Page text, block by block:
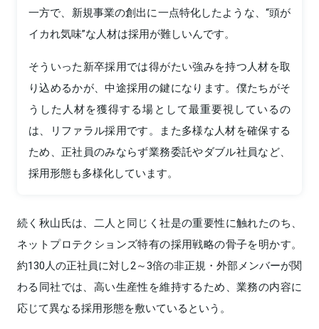
一方で、新規事業の創出に一点特化したような、“頭が
イカれ気味”な人材は採用が難しいんです。
そういった新卒採用では得がたい強みを持つ人材を取
り込めるかが、中途採用の鍵になります。僕たちがそ
うした人材を獲得する場として最重要視しているの
は、リファラル採用です。また多様な人材を確保する
ため、正社員のみならず業務委託やダブル社員など、
採用形態も多様化しています。
続く秋山氏は、二人と同じく社是の重要性に触れたのち、
ネットプロテクションズ特有の採用戦略の骨子を明かす。
約130人の正社員に対し2～3倍の非正規・外部メンバーが関
わる同社では、高い生産性を維持するため、業務の内容に
応じて異なる採用形態を敷いているという。